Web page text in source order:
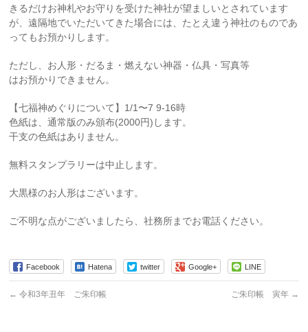
きるだけお神札やお守りを受けた神社が望ましいとされています
が、遠隔地でいただいてきた場合には、たとえ違う神社のものであ
ってもお預かりします。
ただし、お人形・だるま・燃えない神器・仏具・写真等
はお預かりできません。
【七福神めぐりについて】1/1〜7 9-16時
色紙は、通常版のみ頒布(2000円)します。
干支の色紙はありません。
無料スタンプラリーは中止します。
大黒様のお人形はございます。
ご不明な点がございましたら、社務所までお電話ください。
Facebook Hatena twitter Google+ LINE
← 令和3年丑年 ご朱印帳 ご朱印帳 寅年 →